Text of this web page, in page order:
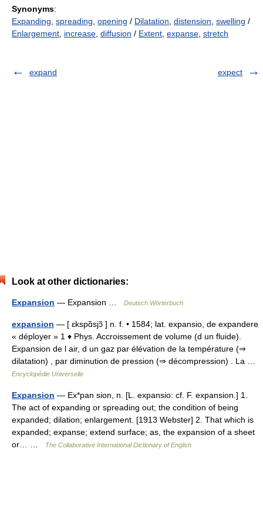
Synonyms:
Expanding spreading opening / Dilatation distension swelling /
Enlargement increase diffusion / Extent expanse stretch
expand expect
Look at other dictionaries:
Expansion — Expansion … Deutsch Wörterbuch
expansion — [ ɛkspɑ̃sjɔ̃ ] n. f. • 1584; lat. expansio, de expandere
« déployer » 1 ♦ Phys. Accroissement de volume (d un fluide).
Expansion de l air, d un gaz par élévation de la température (⇒
dilatation) , par diminution de pression (⇒ décompression) . La …
Encyclopédie Universelle
Expansion — Ex*pan sion, n. [L. expansio: cf. F. expansion.] 1.
The act of expanding or spreading out; the condition of being
expanded; dilation; enlargement. [1913 Webster] 2. That which is
expanded; expanse; extend surface; as, the expansion of a sheet
or… …
The Collaborative International Dictionary of English